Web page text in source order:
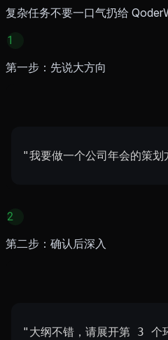
复杂任务不要一口气扔给
1
第一步：先说大方向
"我要做一个公司年会的策
2
第二步：确认后深入
"大纲不错，请展开第 3 个